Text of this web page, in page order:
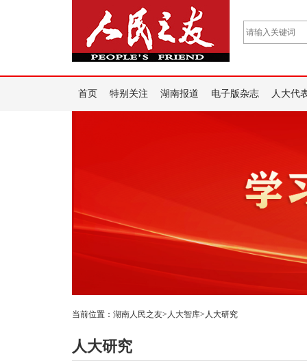
首页 特别关注 湖南报道 电子版杂志 人大代
当前位置： 湖南人民之友> 人大智库>人大研究
人大研究